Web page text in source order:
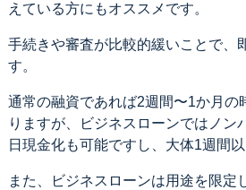
えている方にもオススメです。
手続きや審査が比較的緩いことで、
す。
通常の融資であれば2週間〜1か月の
りますが、ビジネスローンではノン
日現金化も可能ですし、大体1週間
また、ビジネスローンは用途を限定